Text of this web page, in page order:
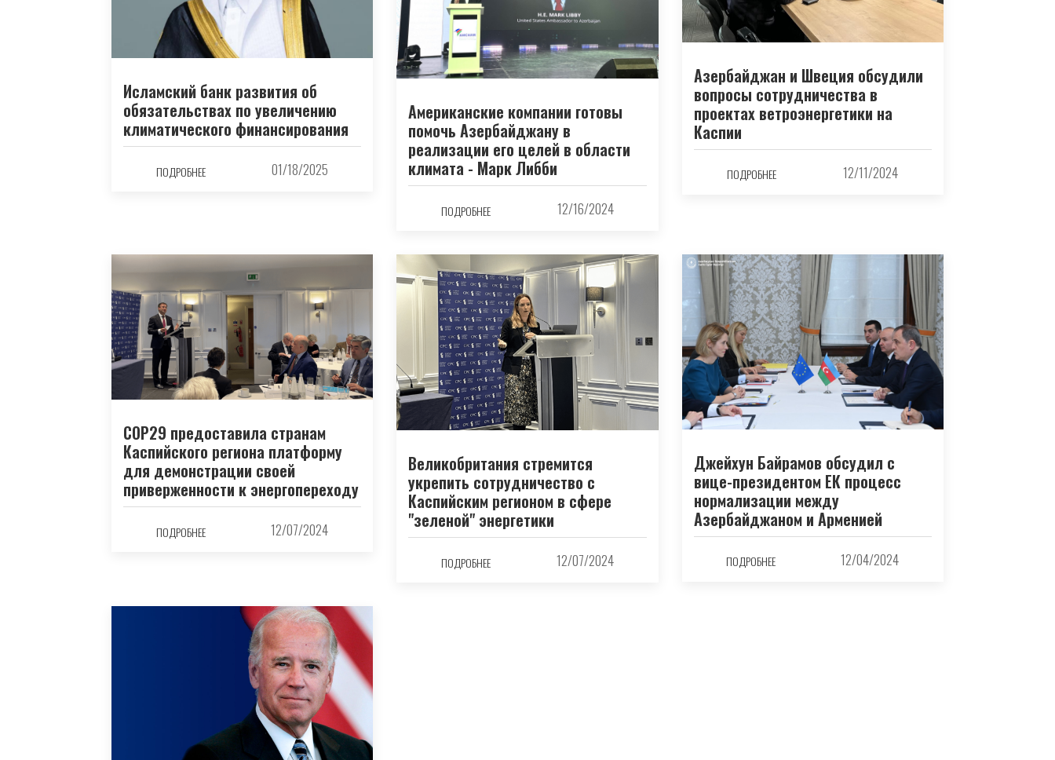
Исламский банк развития об
обязательствах по увеличению
климатического финансирования
ПОДРОБНЕЕ 01/18/2025
Американские компании готовы
помочь Азербайджану в
реализации его целей в области
климата - Марк Либби
ПОДРОБНЕЕ 12/16/2024
Азербайджан и Швеция обсудили
вопросы сотрудничества в
проектах ветроэнергетики на
Каспии
ПОДРОБНЕЕ 12/11/2024
COP29 предоставила странам
Каспийского региона платформу
для демонстрации своей
приверженности к энергопереходу
ПОДРОБНЕЕ 12/07/2024
Великобритания стремится
укрепить сотрудничество с
Каспийским регионом в сфере
"зеленой" энергетики
ПОДРОБНЕЕ 12/07/2024
Джейхун Байрамов обсудил с
вице-президентом ЕК процесс
нормализации между
Азербайджаном и Арменией
ПОДРОБНЕЕ 12/04/2024